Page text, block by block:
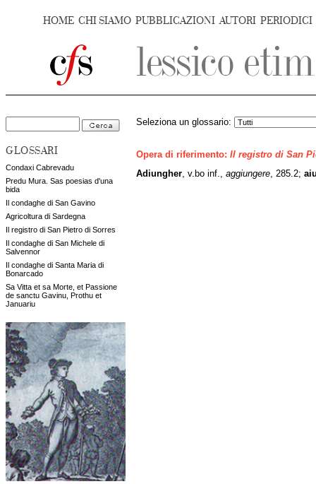
HOME CHI SIAMO PUBBLICAZIONI AUTORI PERIODICI
GLOSSARI
Condaxi Cabrevadu
Predu Mura. Sas poesias d'una
bida
Il condaghe di San Gavino
Agricoltura di Sardegna
Il registro di San Pietro di Sorres
Il condaghe di San Michele di
Salvennor
Il condaghe di Santa Maria di
Bonarcado
Sa Vitta et sa Morte, et Passione
de sanctu Gavinu, Prothu et
Januariu
Seleziona un glossario:
Opera di riferimento: Il registro di San
Adiungher , v.bo inf., aggiungere , 285.2;